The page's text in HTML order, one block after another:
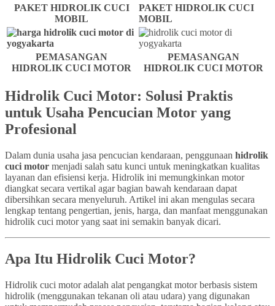
PAKET HIDROLIK CUCI
MOBIL
PAKET HIDROLIK CUCI
MOBIL
PEMASANGAN
HIDROLIK CUCI MOTOR
PEMASANGAN
HIDROLIK CUCI MOTOR
Hidrolik Cuci Motor: Solusi Praktis
untuk Usaha Pencucian Motor yang
Profesional
Dalam dunia usaha jasa pencucian kendaraan, penggunaan hidrolik
cuci motor menjadi salah satu kunci untuk meningkatkan kualitas
layanan dan efisiensi kerja. Hidrolik ini memungkinkan motor
diangkat secara vertikal agar bagian bawah kendaraan dapat
dibersihkan secara menyeluruh. Artikel ini akan mengulas secara
lengkap tentang pengertian, jenis, harga, dan manfaat menggunakan
hidrolik cuci motor yang saat ini semakin banyak dicari.
Apa Itu Hidrolik Cuci Motor?
Hidrolik cuci motor adalah alat pengangkat motor berbasis sistem
hidrolik (menggunakan tekanan oli atau udara) yang digunakan